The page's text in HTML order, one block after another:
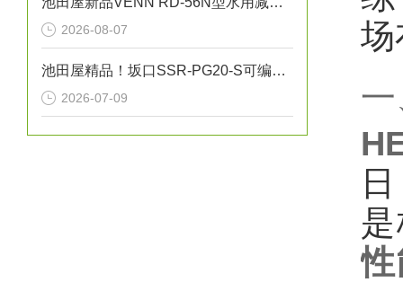
2026-08-07
池田屋精品！坂口SSR-PG20-S可编程温度控制器技术参数
2026-07-09
场